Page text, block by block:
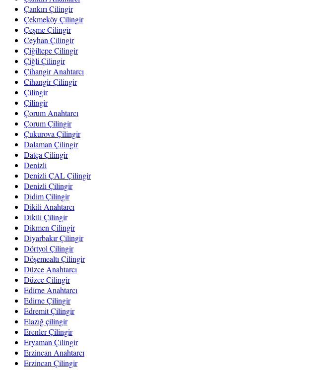
Çankırı Çilingir
Çekmeköy Çilingir
Çeşme Çilingir
Ceyhan Çilingir
Çiğiltepe Çilingir
Çiğli Çilingir
Çihangir Anahtarcı
Cihangir Çilingir
Çilingir
Çilingir
Çorum Anahtarcı
Çorum Çilingir
Çukurova Çilingir
Dalaman Çilingir
Datça Çilingir
Denizli
Denizli ÇAL Çilingir
Denizli Çilingir
Didim Çilingir
Dikili Anahtarcı
Dikili Çilingir
Dikmen Çilingir
Diyarbakır Çilingir
Dörtyol Çilingir
Döşemealtı Çilingir
Düzce Anahtarcı
Düzce Çilingir
Edirne Anahtarcı
Edirne Çilingir
Edremit Çilingir
Elazığ çilingir
Erenler Çilingir
Eryaman Çilingir
Erzincan Anahtarcı
Erzincan Çilingir